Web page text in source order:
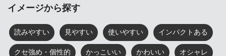
イメージから探す
読みやすい 見やすい 使いやすい インパクトある
クセ強め・個性的 かっこいい かわいい オシャレ